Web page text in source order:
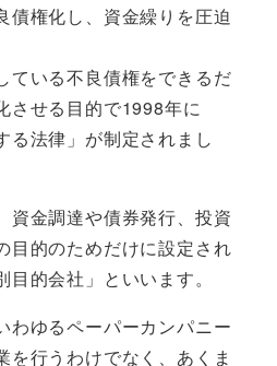
債権化し、資金繰りを圧迫
ている不良債権をできるだ
させる目的で1998年に
る法律」が制定されまし
資金調達や債券発行、投資
目的のためだけに設定され
的会社」 といいます。
わゆるペーパーカンパニー
を行うわけでなく、あくま